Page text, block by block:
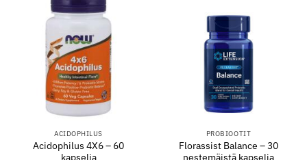
ACIDOPHILUS
Acidophilus 4X6 – 60
kapselia
PROBIOOTIT
Florassist Balance – 30
nestemäistä kapselia